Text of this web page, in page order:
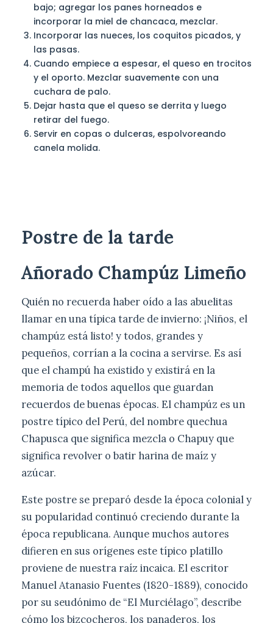
bajo; agregar los panes horneados e
incorporar la miel de chancaca, mezclar.
Incorporar las nueces, los coquitos picados, y
las pasas.
Cuando empiece a espesar, el queso en trocitos
y el oporto. Mezclar suavemente con una
cuchara de palo.
Dejar hasta que el queso se derrita y luego
retirar del fuego.
Servir en copas o dulceras, espolvoreando
canela molida.
Postre de la tarde
Añorado Champúz Limeño
Quién no recuerda haber oído a las abuelitas
llamar en una típica tarde de invierno: ¡Niños, el
champúz está listo! y todos, grandes y
pequeños, corrían a la cocina a servirse. Es así
que el champú ha existido y existirá en la
memoria de todos aquellos que guardan
recuerdos de buenas épocas. El champúz es un
postre típico del Perú, del nombre quechua
Chapusca que significa mezcla o Chapuy que
significa revolver o batir harina de maíz y
azúcar.
Este postre se preparó desde la época colonial y
su popularidad continuó creciendo durante la
época republicana. Aunque muchos autores
difieren en sus orígenes este típico platillo
proviene de nuestra raíz incaica. El escritor
Manuel Atanasio Fuentes (1820-1889), conocido
por su seudónimo de “El Murciélago”, describe
cómo los bizcocheros, los panaderos, los